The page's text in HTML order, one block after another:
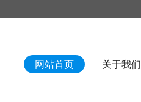
网站首页 关于我们